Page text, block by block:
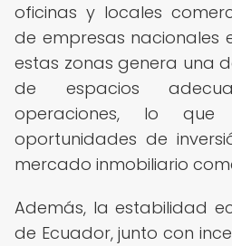
oficinas y locales
de empresas nacionales
estas zonas genera una
de espacios
operaciones, lo
oportunidades de
mercado inmobiliario
Además, la estabilidad
de Ecuador, junto con